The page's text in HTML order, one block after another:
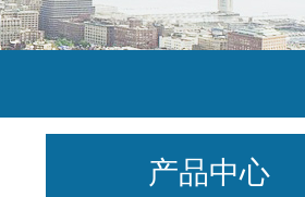
产品中心